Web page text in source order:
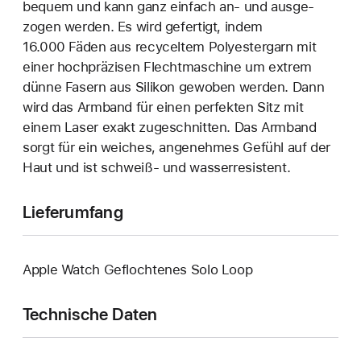
bequem und kann ganz einfach an‑ und ausge­
zogen werden. Es wird gefertigt, indem
16.000 Fäden aus recyceltem Polyester­garn mit
einer hoch­präzisen Flecht­maschine um extrem
dünne Fasern aus Silikon gewoben werden. Dann
wird das Armband für einen perfekten Sitz mit
einem Laser exakt zuge­schnitten. Das Armband
sorgt für ein weiches, angenehmes Gefühl auf der
Haut und ist schweiß- und wasser­resistent.
Lieferumfang
Apple Watch Geflochtenes Solo Loop
Technische Daten